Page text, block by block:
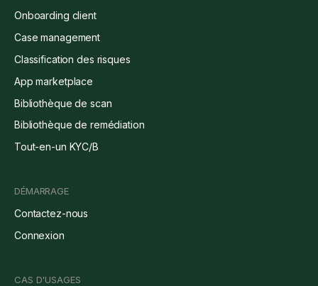
Onboarding client
Case management
Classification des risques
App marketplace
Bibliothèque de scan
Bibliothèque de remédiation
Tout-en-un KYC/B
DÉMARRAGE
Contactez-nous
Connexion
CAS D'USAGES